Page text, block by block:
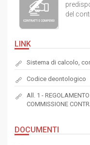
del
LINK
Sistema di calcolo,
Codice deontologico
All. 1 -
COMMISSIONE
DOCUMENTI